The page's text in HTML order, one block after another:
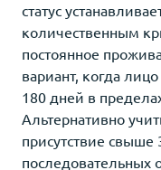
статус
количественным
постоянное
вариант, когда
180 дней в
Альтернативно
присутствие свыше
последовательных